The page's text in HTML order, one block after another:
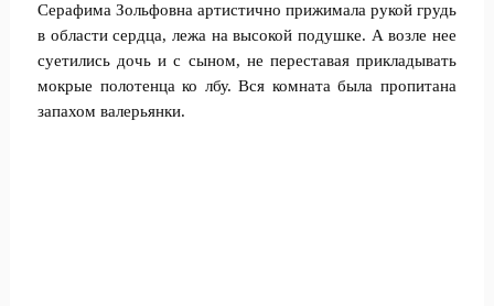
Серафима Зольфовна артистично прижимала рукой грудь
в области сердца, лежа на высокой подушке. А возле нее
суетились дочь и с сыном, не переставая прикладывать
мокрые полотенца ко лбу. Вся комната была пропитана
запахом валерьянки.